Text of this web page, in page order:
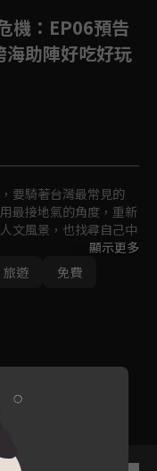
機 ：EP06預告
海助陣好吃好玩
要騎著台灣最常見的
最接地氣的角度，重新
文風景，也找尋自己中
食與台灣人做交流～這
之旅！
顯示更多
旅遊
免費